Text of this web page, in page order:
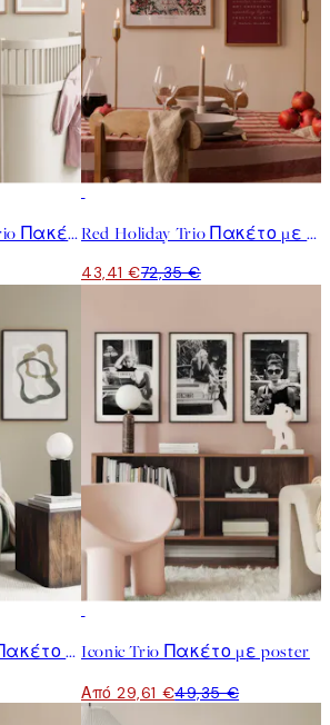
Dreaming Elephant Trio Πακέτο με poster Red Holiday Trio Πακέτο με poster
43,41 €72,35 €
Abstract Green Trio Πακέτο με poster Iconic Trio Πακέτο με poster
Από 29,61 €49,35 €